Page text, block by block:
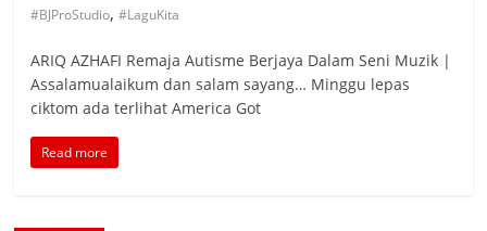
#BJProStudio,#LaguKita
ARIQ AZHAFI Remaja Autisme Berjaya Dalam Seni Muzik |
Assalamualaikum dan salam sayang… Minggu lepas
ciktom ada terlihat America Got
Read more